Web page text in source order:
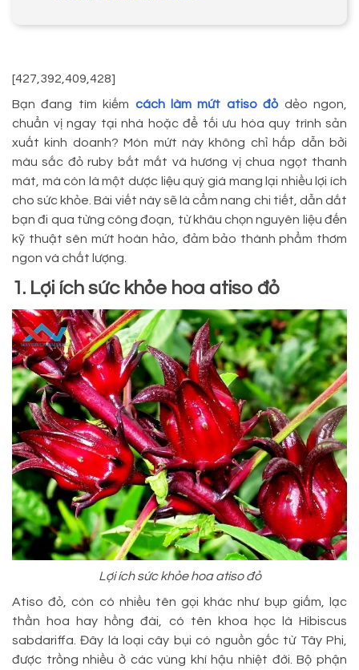
[427,392,409,428]
Bạn đang tìm kiếm cách làm mứt atiso đỏ dẻo ngon,
chuẩn vị ngay tại nhà hoặc để tối ưu hóa quy trình sản
xuất kinh doanh? Món mứt này không chỉ hấp dẫn bởi
màu sắc đỏ ruby bắt mắt và hương vị chua ngọt thanh
mát, mà còn là một dược liệu quý giá mang lại nhiều lợi ích
cho sức khỏe. Bài viết này sẽ là cẩm nang chi tiết, dẫn dắt
bạn đi qua từng công đoạn, từ khâu chọn nguyên liệu đến
kỹ thuật sên mứt hoàn hảo, đảm bảo thành phẩm thơm
ngon và chất lượng.
1. Lợi ích sức khỏe hoa atiso đỏ
Lợi ích sức khỏe hoa atiso đỏ
Atiso đỏ, còn có nhiều tên gọi khác như bụp giấm, lạc
thần hoa hay hồng đài, có tên khoa học là Hibiscus
sabdariffa. Đây là loại cây bụi có nguồn gốc từ Tây Phi,
được trồng nhiều ở các vùng khí hậu nhiệt đới. Bộ phận